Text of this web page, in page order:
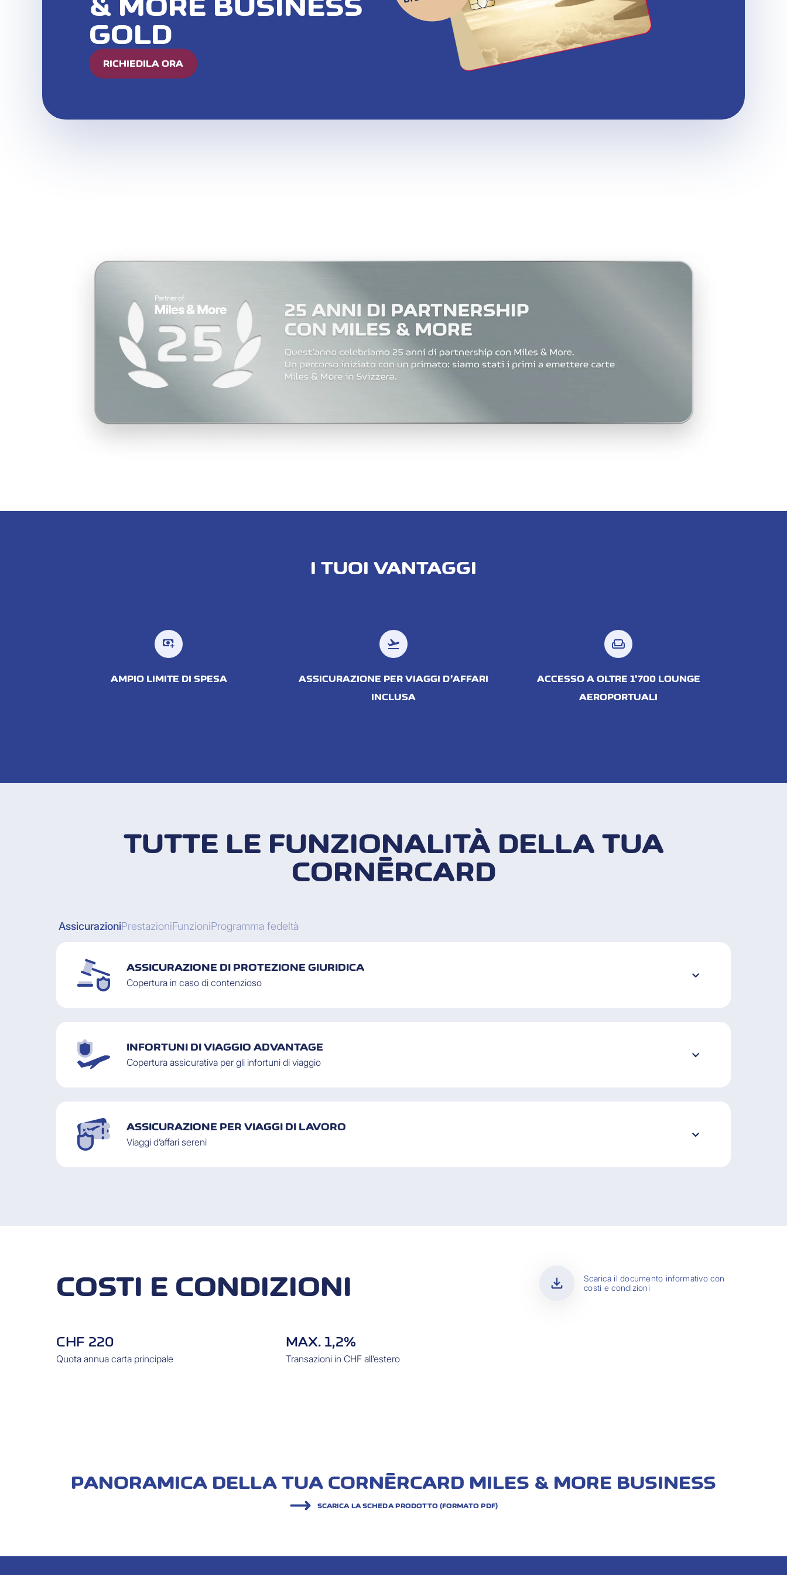
GOLD
RICHIEDILA ORA
I TUOI VANTAGGI
AMPIO LIMITE DI SPESA
flight_takeoff
ASSICURAZIONE PER VIAGGI D’AFFARI
INCLUSA
weekend
ACCESSO A OLTRE 1'700 LOUNGE
AEROPORTUALI
TUTTE LE FUNZIONALITÀ DELLA TUA
CORNÈRCARD
AssicurazioniPrestazioniFunzioniProgramma fedeltà
ASSICURAZIONE DI PROTEZIONE GIURIDICA
Copertura in caso di contenzioso
INFORTUNI DI VIAGGIO ADVANTAGE
Copertura assicurativa per gli infortuni di viaggio
ASSICURAZIONE PER VIAGGI DI LAVORO
Viaggi d’affari sereni
COSTI E CONDIZIONI
CHF 220
Quota annua carta principale
MAX. 1,2%
Transazioni in CHF all’estero
download
Scarica il documento informativo con
costi e condizioni
PANORAMICA DELLA TUA CORNÈRCARD MILES & MORE BUSINESS
SCARICA LA SCHEDA PRODOTTO (FORMATO PDF)